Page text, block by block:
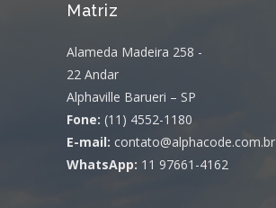
Matriz
Alameda Madeira 258 -
22 Andar
Alphaville Barueri – SP
Fone: (11) 4552-1180
E-mail: contato@alphacode.com.br
WhatsApp: 11 97661-4162